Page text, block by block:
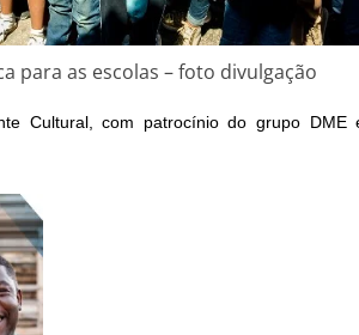
para as escolas – foto divulgação
Cultural, com patrocínio do grupo DME